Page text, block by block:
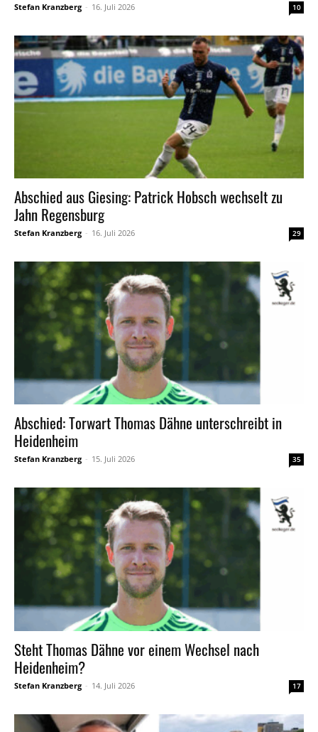
Stefan Kranzberg - 16. Juli 2026 10
Abschied aus Giesing: Patrick Hobsch wechselt zu
Jahn Regensburg
Stefan Kranzberg - 16. Juli 2026 29
Abschied: Torwart Thomas Dähne unterschreibt in
Heidenheim
Stefan Kranzberg - 15. Juli 2026 35
Steht Thomas Dähne vor einem Wechsel nach
Heidenheim?
Stefan Kranzberg - 14. Juli 2026 17